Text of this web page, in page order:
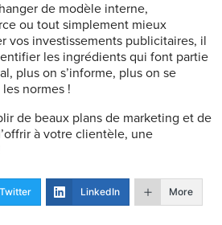
de modèle interne,
ou tout simplement mieux
vos investissements publicitaires, il
les ingrédients qui font partie
plus on s’informe, plus on se
normes !
de beaux plans de marketing et de
à votre clientèle, une
Twitter LinkedIn More